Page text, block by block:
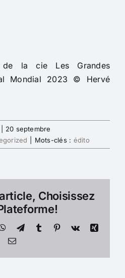
la cie Les Grandes
Mondial 2023 © Hervé
20 septembre
Mots-clés : édito
Choisissez
WhatsApp
TelegramTumblr Pinterest
Vk
Xing
Email